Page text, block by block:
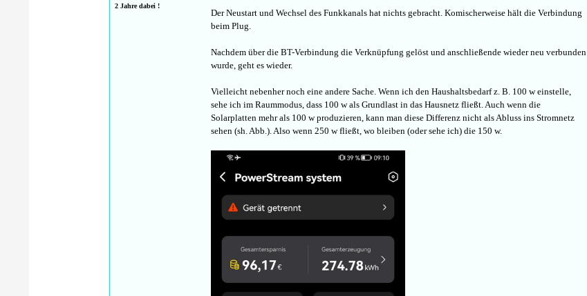
2 Jahre dabei !
Der Neustart und Wechsel des Funkkanals hat nichts gebracht. Komischerweise hält die Verbindung
beim Plug.
Nachdem über die BT-Verbindung die Verknüpfung gelöst und anschließende wieder neu verbunden
wurde, geht es wieder.
Vielleicht nebenher noch eine andere Sache. Wenn ich den Haushaltsbedarf z. B. 100 w einstelle,
sehe ich im Raummodus, dass 100 w als Grundlast in das Hausnetz fließt. Auch wenn die
Solarplatten mehr als 100 w produzieren, kann man diese Differenz nicht als Abluss ins Stromnetz
sehen (sh. Abb.). Also wenn 250 w fließt, wo bleiben (oder sehe ich) die 150 w.